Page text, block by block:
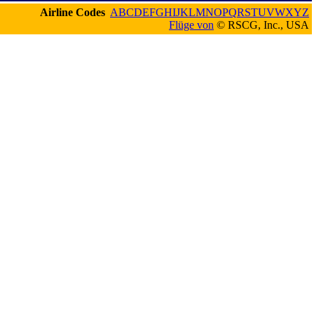
Airline Codes ABCDEFGHIJKLMNOPQRSTUVWXYZ
Flüge von © RSCG, Inc., USA